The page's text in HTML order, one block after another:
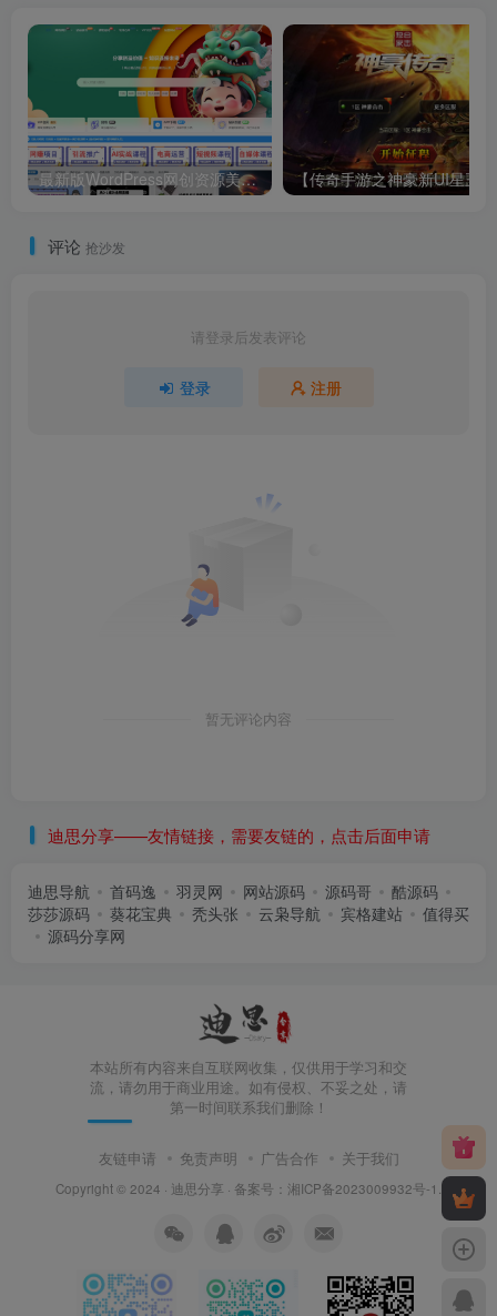
最新版WordPress网创资源美化主题整站源码
评论 抢沙发
请登录后发表评论
登录 注册
暂无评论内容
迪思分享——友情链接，需要友链的，点击后面申请
迪思导航 首码逸 羽灵网 网站源码 源码哥
酷源码
莎莎源码
葵花宝典 秃头张 云枭导航 宾格建站
值得买
源码分享网
本站所有内容来自互联网收集，仅供用于学习和交
流，请勿用于商业用途。如有侵权、不妥之处，请
第一时间联系我们删除！
友链申请 免责声明 广告合作 关于我们
Copyright © 2024 · 迪思分享 · 备案号： 湘ICP备2023009932号-1